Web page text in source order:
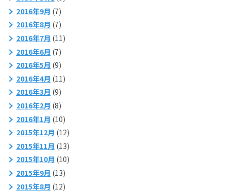
2016年9月 (7)
2016年8月 (7)
2016年7月 (11)
2016年6月 (7)
2016年5月 (9)
2016年4月 (11)
2016年3月 (9)
2016年2月 (8)
2016年1月 (10)
2015年12月 (12)
2015年11月 (13)
2015年10月 (10)
2015年9月 (13)
2015年8月 (12)